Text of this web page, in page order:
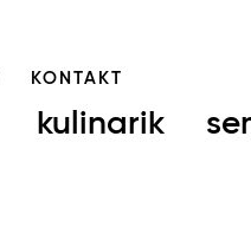
KONTAKT
kulinarik